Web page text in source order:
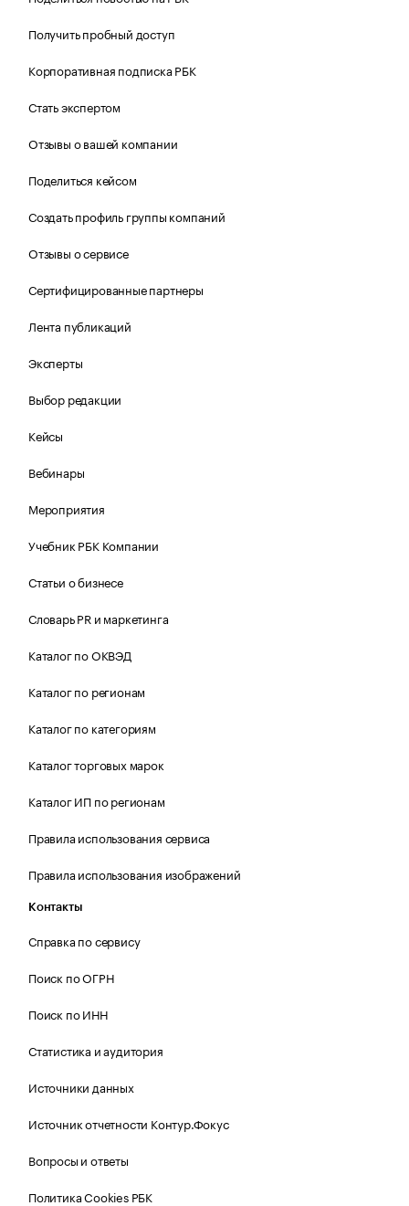
Получить пробный доступ
Корпоративная подписка РБК
Стать экспертом
Отзывы о вашей компании
Поделиться кейсом
Создать профиль группы компаний
Отзывы о сервисе
Сертифицированные партнеры
Лента публикаций
Эксперты
Выбор редакции
Кейсы
Вебинары
Мероприятия
Учебник РБК Компании
Статьи о бизнесе
Словарь PR и маркетинга
Каталог по ОКВЭД
Каталог по регионам
Каталог по категориям
Каталог торговых марок
Каталог ИП по регионам
Правила использования сервиса
Правила использования изображений
Контакты
Справка по сервису
Поиск по ОГРН
Поиск по ИНН
Статистика и аудитория
Источники данных
Источник отчетности Контур.Фокус
Вопросы и ответы
Политика Cookies РБК